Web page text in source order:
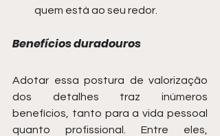
quem está ao seu redor.
Benefícios duradouros
Adotar essa postura de valorização
dos detalhes traz inúmeros
benefícios, tanto para a vida pessoal
quanto profissional. Entre eles,